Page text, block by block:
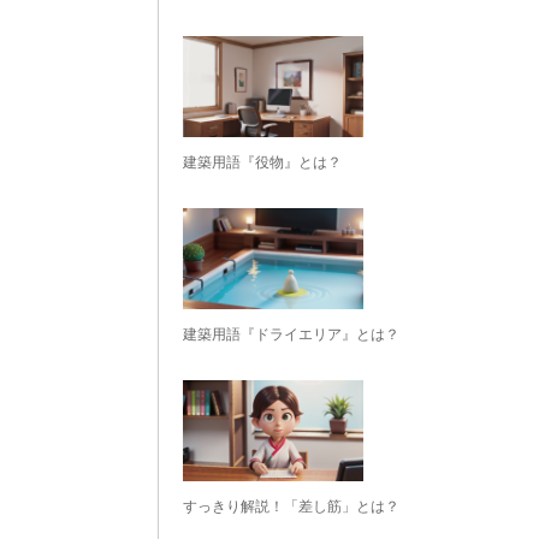
建築用語『役物』とは？
建築用語『ドライエリア』とは？
すっきり解説！「差し筋」とは？